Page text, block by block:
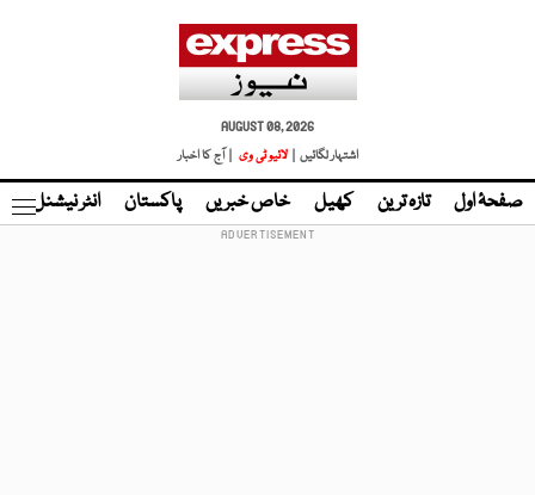
AUGUST 08, 2026
اشتہار لگائیں |
لائیو ٹی وی | آج کا اخبار
صفحۂ اول تازہ ترین کھیل خاص خبریں پاکستان انٹر نیشنل